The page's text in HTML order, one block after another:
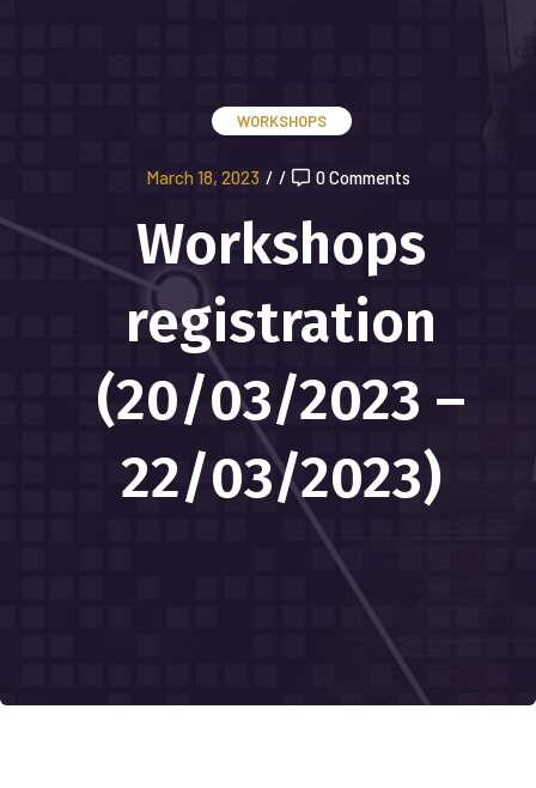
WORKSHOPS
March 18, 2023 / / 0 Comments
Workshops
registration
(20/03/2023 –
22/03/2023)